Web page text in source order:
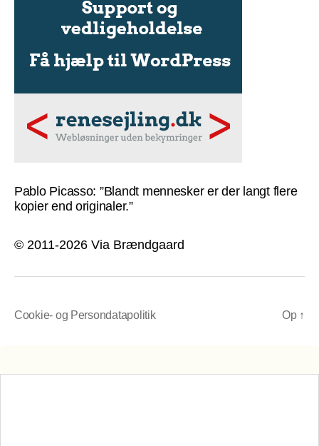
Pablo Picasso: ”Blandt mennesker er der langt flere
kopier end originaler.”
© 2011-2026 Via Brændgaard
Cookie- og Persondatapolitik Op ↑